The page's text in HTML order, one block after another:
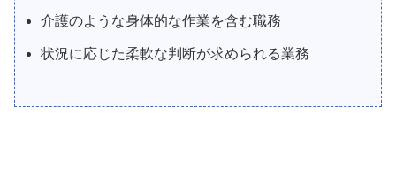
介護のような身体的な作業を含む職務
状況に応じた柔軟な判断が求められる業務